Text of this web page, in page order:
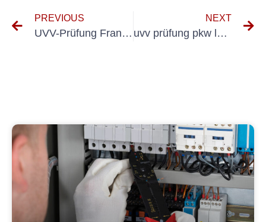
PREVIOUS
UVV-Prüfung Frankfurt am Main
NEXT
uvv prüfung pkw lehrgang